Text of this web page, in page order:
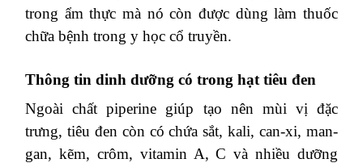
trong ẩm thực mà nó còn được dùng làm thuốc
chữa bệnh trong y học cổ truyền.
Thông tin dinh dưỡng có trong hạt tiêu đen
Ngoài chất piperine giúp tạo nên mùi vị đặc
trưng, tiêu đen còn có chứa sắt, kali, can-xi, man-
gan, kẽm, crôm, vitamin A, C và nhiều dưỡng